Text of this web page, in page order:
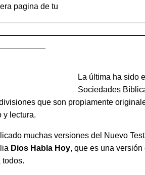
pagina de tu
La última ha sido
Sociedades
que son propiamente
y lectura.
muchas versiones del Nuevo
Dios Habla Hoy, que es una
todos.